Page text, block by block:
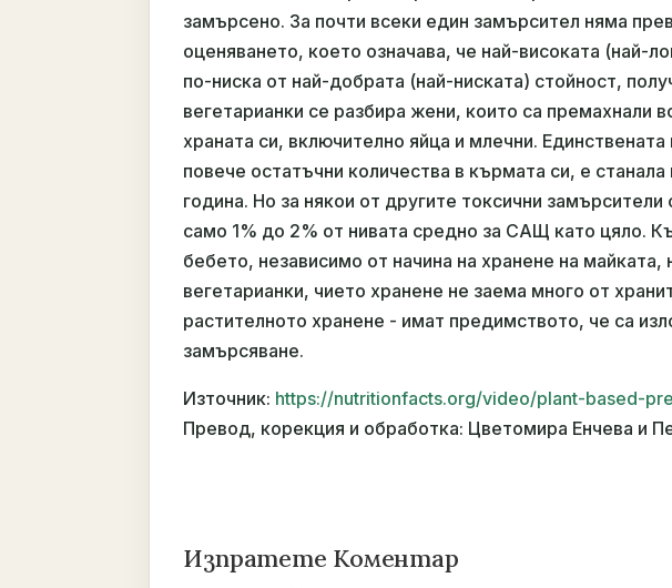
замърсено. За почти всеки един замърсител няма
оценяването, което означава, че най-високата (най-
по-ниска от най-добрата (най-ниската) стойност,
вегетарианки се разбира жени, които са премахнали
храната си, включително яйца и млечни.
повече остатъчни количества в кърмата си, е
година. Но за някои от другите токсични
само 1% до 2% от нивата средно за САЩ като цяло.
бебето, независимо от начина на хранене на
вегетарианки, чието хранене не заема много от
растителното хранене - имат предимството, че са
замърсяване.
Източник: https://nutritionfacts.org/video/plant-based-
Превод, корекция и обработка: Цветомира Енчева и
Изпратете Коментар